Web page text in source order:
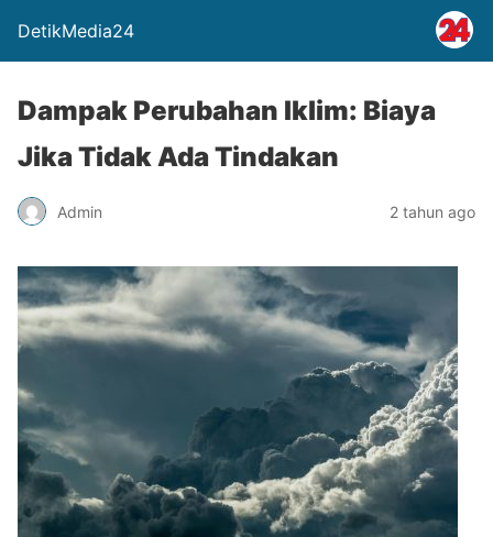
DetikMedia24
Dampak Perubahan Iklim: Biaya
Jika Tidak Ada Tindakan
Admin 2 tahun ago